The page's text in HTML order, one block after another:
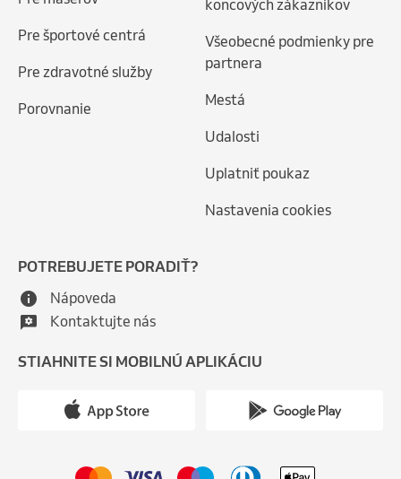
Pre športové centrá
Pre zdravotné služby
Porovnanie
koncových zákazníkov
Všeobecné podmienky pre
partnera
Mestá
Udalosti
Uplatniť poukaz
Nastavenia cookies
POTREBUJETE PORADIŤ?
Nápoveda
Kontaktujte nás
STIAHNITE SI MOBILNÚ APLIKÁCIU